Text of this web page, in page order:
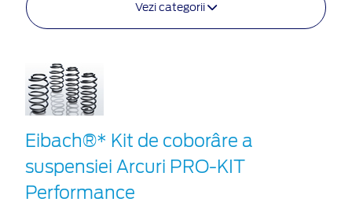
Vezi categorii
Eibach®* Kit de coborâre a
suspensiei Arcuri PRO-KIT
Performance